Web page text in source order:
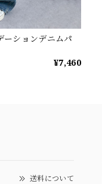
ションデニムパ
¥7,460
送料について